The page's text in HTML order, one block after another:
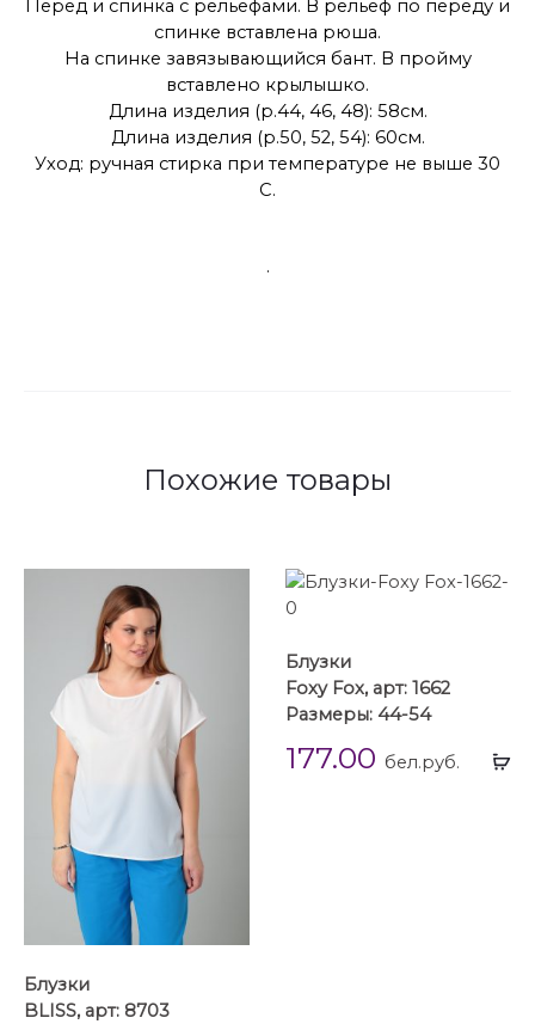
Перед и спинка с рельефами. В рельеф по переду и
спинке вставлена рюша.
На спинке завязывающийся бант. В пройму
вставлено крылышко.
Длина изделия (р.44, 46, 48): 58см.
Длина изделия (р.50, 52, 54): 60см.
Уход: ручная стирка при температуре не выше 30
С.
.
Похожие товары
Блузки
BLISS, арт: 8703
Блузки
Foxy Fox, арт: 1662
Размеры: 44-54
177.00 бел.руб.